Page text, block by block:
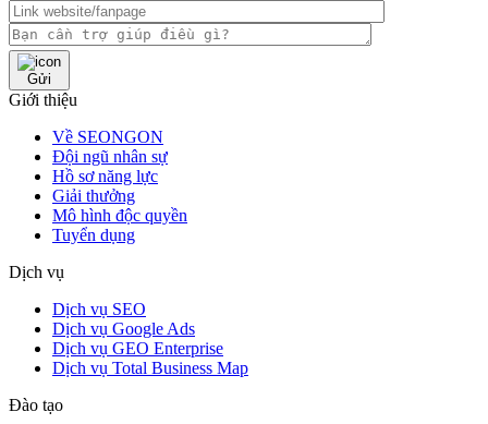
Gửi
Giới thiệu
Về SEONGON
Đội ngũ nhân sự
Hồ sơ năng lực
Giải thưởng
Mô hình độc quyền
Tuyển dụng
Dịch vụ
Dịch vụ SEO
Dịch vụ Google Ads
Dịch vụ GEO Enterprise
Dịch vụ Total Business Map
Đào tạo